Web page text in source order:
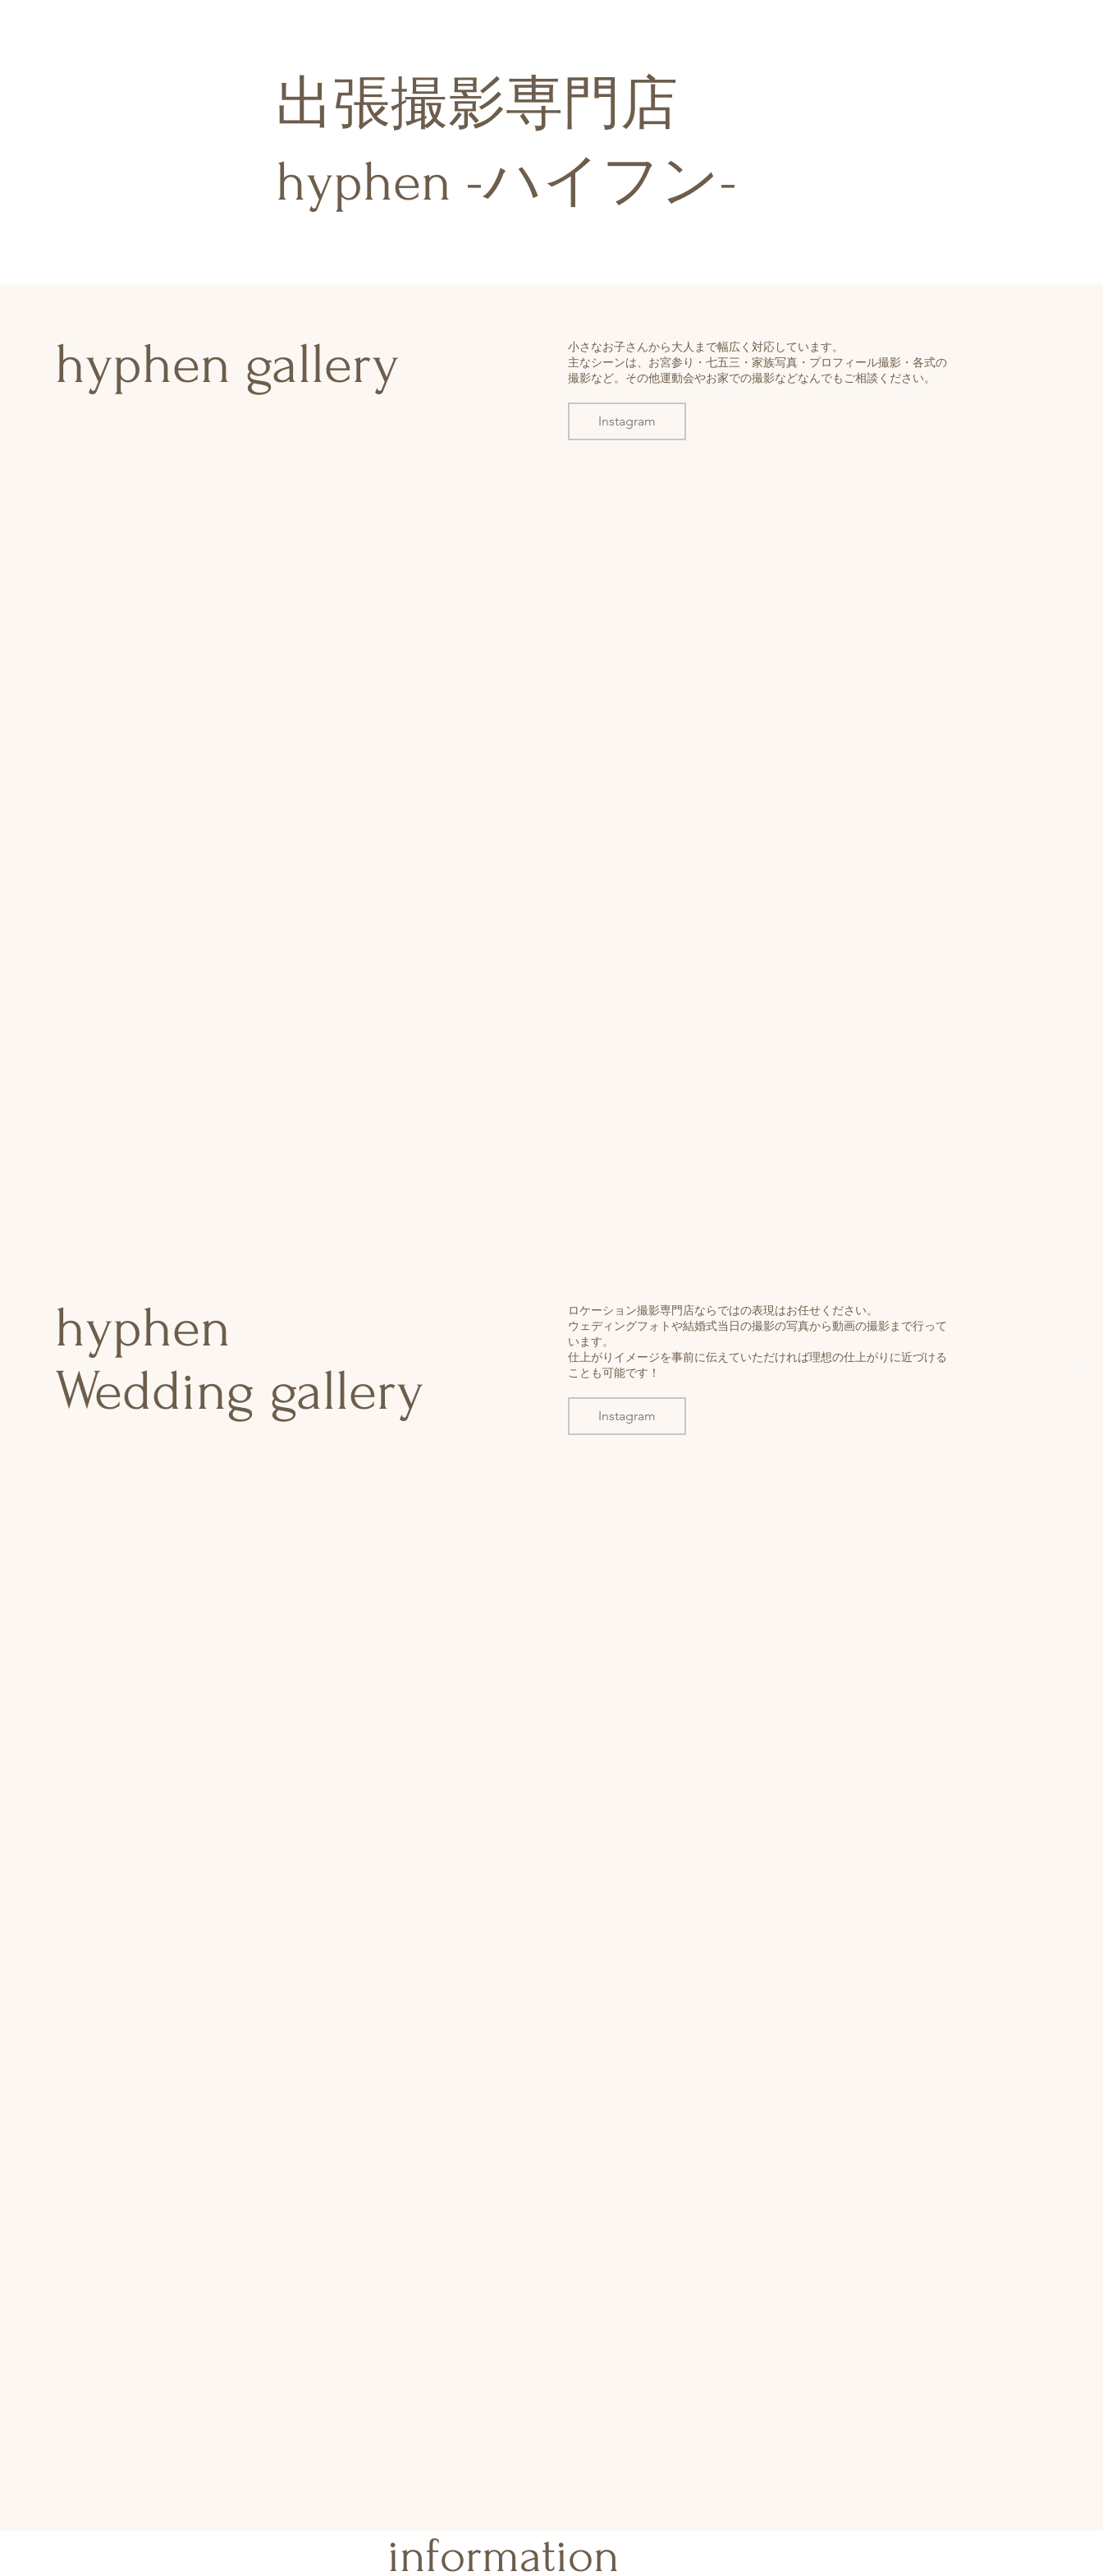
出張撮影専門店
hyphen -ハイフン-
hyphen gallery
小さなお子さんから大人まで幅広く対応しています。
主なシーンは、お宮参り・七五三・家族写真・プロフィール撮影・各式の
撮影など。その他運動会やお家での撮影などなんでもご相談ください。
Instagram
hyphen
Wedding gallery
ロケーション撮影専門店ならではの表現はお任せください。
ウェディングフォトや結婚式当日の撮影の写真から動画の撮影まで行って
います。
​仕上がりイメージを事前に伝えていただければ理想の仕上がりに近づける
ことも可能です！
Instagram
​information